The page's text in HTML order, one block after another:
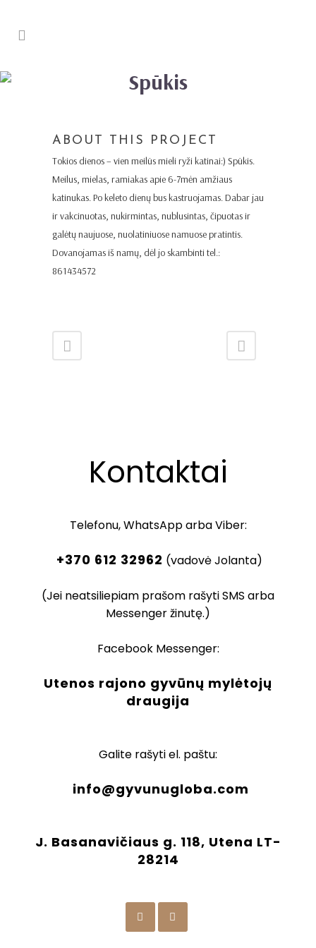
Spūkis
ABOUT THIS PROJECT
Tokios dienos – vien meilūs mieli ryži katinai:) Spūkis.
Meilus, mielas, ramiakas apie 6-7mėn amžiaus
katinukas. Po keleto dienų bus kastruojamas. Dabar jau
ir vakcinuotas, nukirmintas, nublusintas, čipuotas ir
galėtų naujuose, nuolatiniuose namuose pratintis.
Dovanojamas iš namų, dėl jo skambinti tel.:
861434572
Kontaktai
Telefonu, WhatsApp arba Viber:
+370 612 32962 (vadovė Jolanta)
(Jei neatsiliepiam prašom rašyti SMS arba
Messenger žinutę.)
Facebook Messenger:
Utenos rajono gyvūnų mylėtojų
draugija
Galite rašyti el. paštu:
info@gyvunugloba.com
J. Basanavičiaus g. 118, Utena LT-
28214